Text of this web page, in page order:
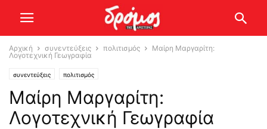
Αρχική συνεντεύξεις πολιτισμός
Μαίρη Μαργαρίτη:
Λογοτεχνική Γεωγραφία
συνεντεύξεις πολιτισμός
Μαίρη Μαργαρίτη:
Λογοτεχνική Γεωγραφία